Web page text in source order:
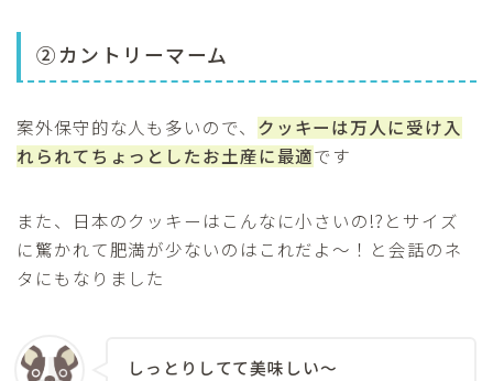
②カントリーマーム
案外保守的な人も多いので、 クッキーは万人に受け入
れられてちょっとしたお土産に最適です
また、日本のクッキーはこんなに小さいの!?とサイズ
に驚かれて肥満が少ないのはこれだよ〜！と会話のネ
タにもなりました
しっとりしてて美味しい〜